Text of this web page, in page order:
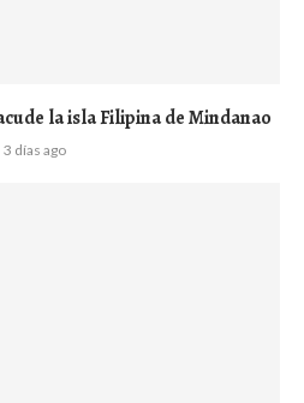
la isla Filipina de Mindanao
3 días ago